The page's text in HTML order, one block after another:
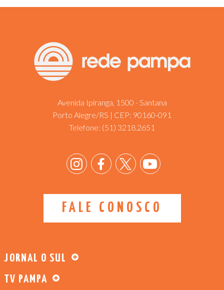
Avenida Ipiranga, 1500 - Santana
Porto Alegre/RS | CEP: 90160-091
Telefone: (51) 3218.2651
FALE CONOSCO
JORNAL O SUL
TV PAMPA